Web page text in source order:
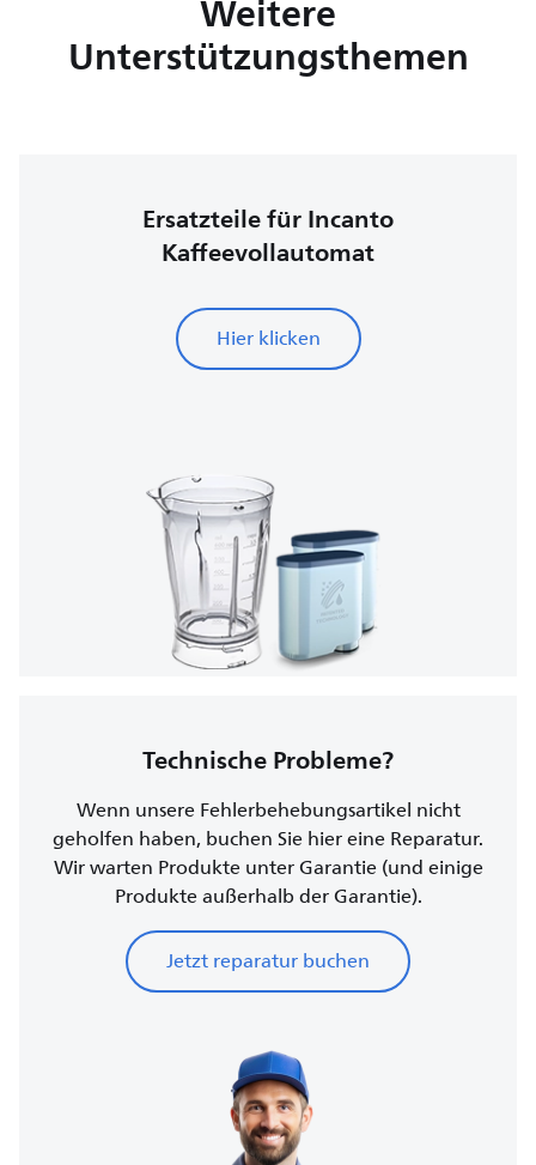
Weitere
Unterstützungsthemen
Ersatzteile für Incanto
Kaffeevollautomat
Hier klicken
Technische Probleme?
Wenn unsere Fehlerbehebungsartikel nicht
geholfen haben, buchen Sie hier eine Reparatur.
Wir warten Produkte unter Garantie (und einige
Produkte außerhalb der Garantie).
Jetzt reparatur buchen